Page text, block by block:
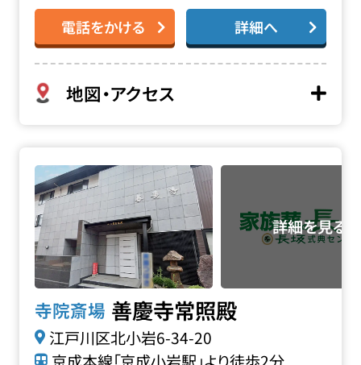
電話をかける 詳細へ
地図・アクセス
寺院斎場 善慶寺常照殿
江戸川区北小岩6-34-20